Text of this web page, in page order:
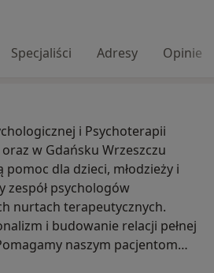
Specjaliści Adresy Opinie
i Psychoterapii
w Gdańsku Wrzeszczu
dla dzieci, młodzieży i
zespół psychologów
nurtach terapeutycznych.
i budowanie relacji pełnej
naszym pacjentom
i poradzić sobie z